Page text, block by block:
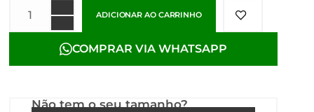
ADICIONAR AO CARRINHO
COMPRAR VIA WHATSAPP
Não tem o seu tamanho?